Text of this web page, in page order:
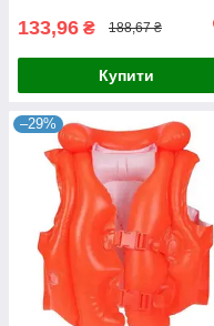
133,96 ₴ 188,67 ₴
Купити
–29%